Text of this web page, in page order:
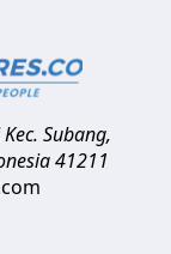
Kec. Subang,
41211